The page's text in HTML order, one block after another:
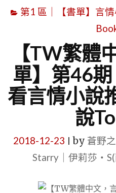
第1 區｜【書單】言
【TW繁體
單】第46
看言情小說
說
2018-12-23 by 蒼野
Starry｜伊莉莎・